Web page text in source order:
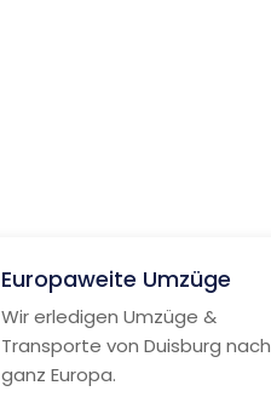
Europaweite Umzüge
Wir erledigen Umzüge &
Transporte von Duisburg nach
ganz Europa.